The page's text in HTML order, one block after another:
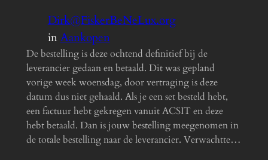
Dirk@FiskerBeNeLux.org
inAankopen
De bestelling is deze ochtend definitief bij de
leverancier gedaan en betaald. Dit was gepland
vorige week woensdag, door vertraging is deze
datum dus niet gehaald. Als je een set besteld hebt,
een factuur hebt gekregen vanuit ACSIT en deze
hebt betaald. Dan is jouw bestelling meegenomen in
de totale bestelling naar de leverancier. Verwachtte…